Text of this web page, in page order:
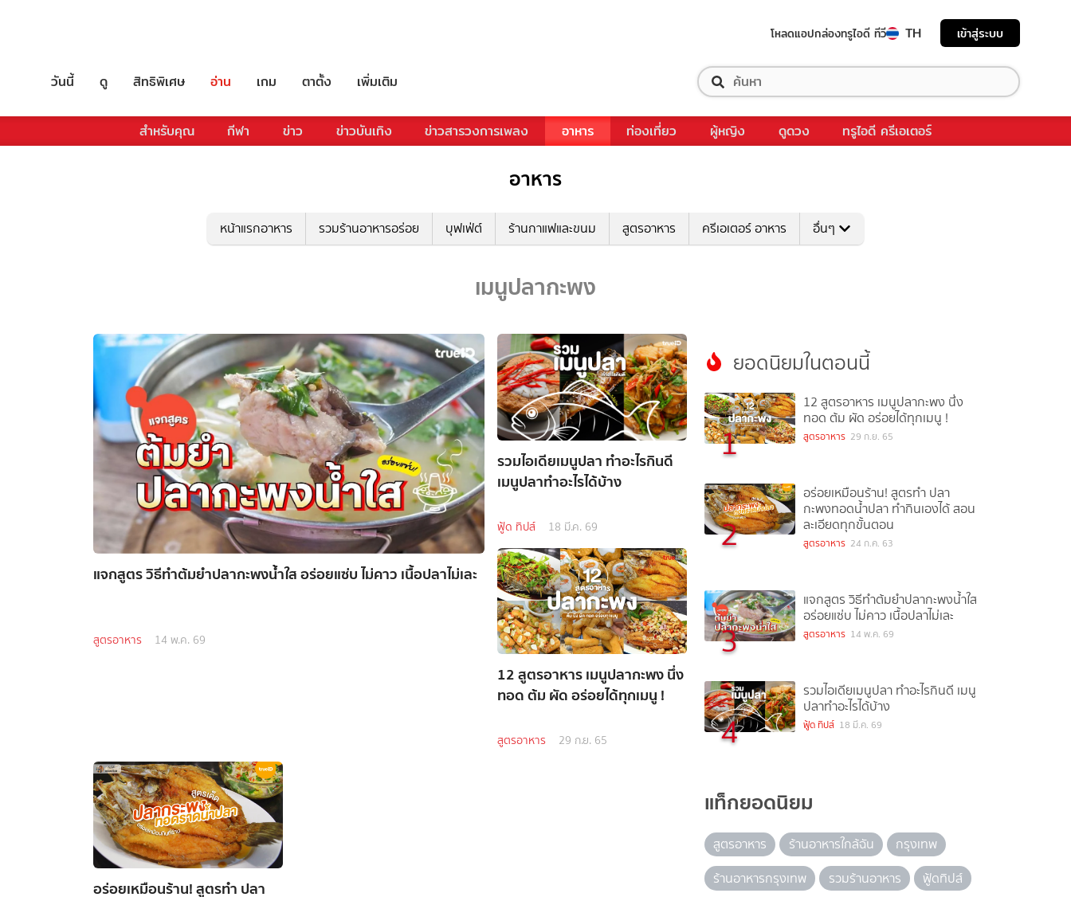
โหลดแอปกล่องทรูไอดี ทีวี TH เข้าสู่ระบบ
วันนี้ ดู สิทธิพิเศษ อ่าน เกม ตาตั้ง เพิ่มเติม
สำหรับคุณ กีฬา ข่าว ข่าวบันเทิง ข่าวสารวงการเพลง อาหาร ท่องเที่ยว ผู้หญิง ดูดวง ทรูไอดี ครีเอเตอร์
อาหาร
หน้าแรกอาหาร รวมร้านอาหารอร่อย บุฟเฟ่ต์ ร้านกาแฟและขนม สูตรอาหาร ครีเอเตอร์ อาหาร อื่นๆ
เมนูปลากะพง
แจกสูตร วิธีทำต้มยำปลากะพงน้ำใส อร่อยแซ่บ ไม่คาว เนื้อปลาไม่เละ
สูตรอาหาร 14 พ.ค. 69
รวมไอเดียเมนูปลา ทำอะไรกินดี
เมนูปลาทำอะไรได้บ้าง
ฟู้ด ทิปส์ 18 มี.ค. 69
12 สูตรอาหาร เมนูปลากะพง นึ่ง
ทอด ต้ม ผัด อร่อยได้ทุกเมนู !
สูตรอาหาร 29 ก.ย. 65
อร่อยเหมือนร้าน! สูตรทำ ปลา
ยอดนิยมในตอนนี้
1
12 สูตรอาหาร เมนูปลากะพง นึ่ง
ทอด ต้ม ผัด อร่อยได้ทุกเมนู !
สูตรอาหาร 29 ก.ย. 65
2
อร่อยเหมือนร้าน! สูตรทำ ปลา
กะพงทอดน้ำปลา ทำกินเองได้ สอน
ละเอียดทุกขั้นตอน
สูตรอาหาร 24 ก.ค. 63
3
แจกสูตร วิธีทำต้มยำปลากะพงน้ำใส
อร่อยแซ่บ ไม่คาว เนื้อปลาไม่เละ
สูตรอาหาร 14 พ.ค. 69
4
รวมไอเดียเมนูปลา ทำอะไรกินดี เมนู
ปลาทำอะไรได้บ้าง
ฟู้ด ทิปส์ 18 มี.ค. 69
แท็กยอดนิยม
สูตรอาหาร ร้านอาหารใกล้ฉัน
กรุงเทพ
ร้านอาหารกรุงเทพ
รวมร้านอาหาร
ฟู้ดทิปส์